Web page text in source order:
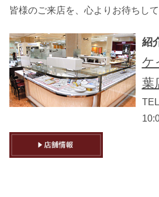
皆様のご来店を、心よりお待ちし
紹
ケ
葉